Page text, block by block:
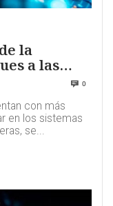
la
a las
0
con más
en los sistemas
se...